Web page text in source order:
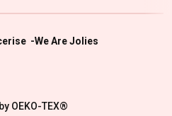
-We Are Jolies
OEKO-TEX®